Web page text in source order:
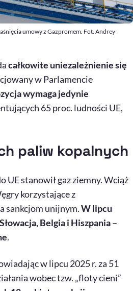
umowy z Gazpromem. Fot. Andrey
całkowite uniezależnienie się
w Parlamencie
wymaga jedynie
65 proc. ludności UE,
paliw kopalnych
UE stanowił gaz ziemny. Wciąż
korzystające z
sankcjom unijnym.W lipcu
Belgia i Hiszpania –
.
w lipcu 2025 r. za 51
wobec tzw. „floty cieni”